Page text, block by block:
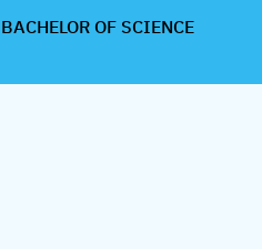
BACHELOR OF SCIENCE